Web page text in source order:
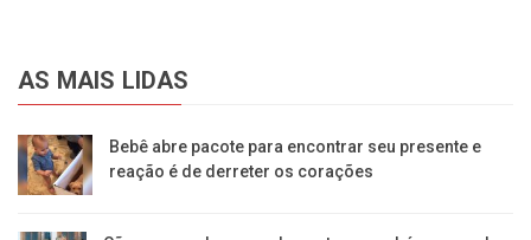
AS MAIS LIDAS
Bebê abre pacote para encontrar seu presente e
reação é de derreter os corações